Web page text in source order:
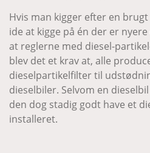
Hvis man kigger efter en
ide at kigge på én der er
at reglerne med diesel-
blev det et krav at, alle
dieselpartikelfilter til
dieselbiler. Selvom en
den dog stadig godt have et
installeret.